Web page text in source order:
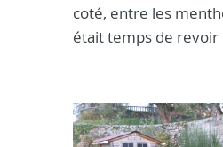
coté, entre les
était temps de revoir